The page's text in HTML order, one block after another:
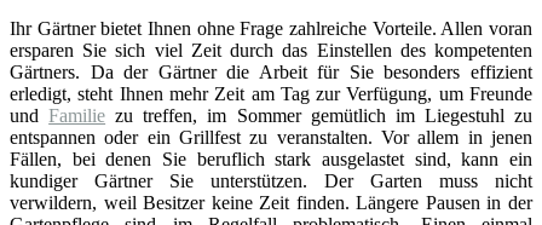
Ihr Gärtner bietet Ihnen ohne Frage zahlreiche Vorteile. Allen voran
ersparen Sie sich viel Zeit durch das Einstellen des kompetenten
Gärtners. Da der Gärtner die Arbeit für Sie besonders effizient
erledigt, steht Ihnen mehr Zeit am Tag zur Verfügung, um Freunde
undFamilie zu treffen, im Sommer gemütlich im Liegestuhl zu
entspannen oder ein Grillfest zu veranstalten. Vor allem in jenen
Fällen, bei denen Sie beruflich stark ausgelastet sind, kann ein
kundiger Gärtner Sie unterstützen. Der Garten muss nicht
verwildern, weil Besitzer keine Zeit finden. Längere Pausen in der